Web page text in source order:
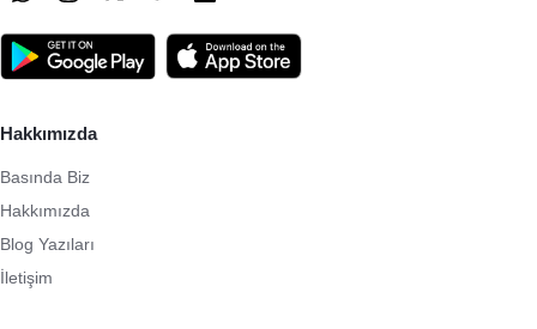
Hakkımızda
Basında Biz
Hakkımızda
Blog Yazıları
İletişim